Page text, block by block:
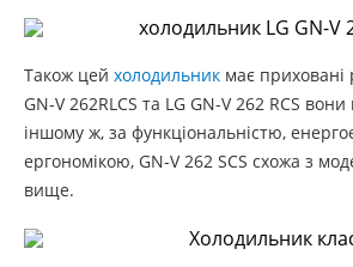
Також цей холодильник має приховані
GN-V 262RLCS та LG GN-V 262 RCS
іншому ж, за функціональністю,
ергономікою, GN-V 262 SCS схожа з
вище.